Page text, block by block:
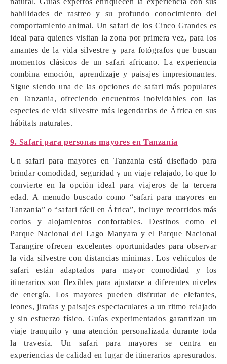
habilidades de rastreo y su profundo conocimiento del
comportamiento animal. Un safari de los Cinco Grandes es
ideal para quienes visitan la zona por primera vez, para los
amantes de la vida silvestre y para fotógrafos que buscan
momentos clásicos de un safari africano. La experiencia
combina emoción, aprendizaje y paisajes impresionantes.
Sigue siendo una de las opciones de safari más populares
en Tanzania, ofreciendo encuentros inolvidables con las
especies de vida silvestre más legendarias de África en sus
hábitats naturales.
9. Safari para personas mayores en Tanzania
Un safari para mayores en Tanzania está diseñado para
brindar comodidad, seguridad y un viaje relajado, lo que lo
convierte en la opción ideal para viajeros de la tercera
edad. A menudo buscado como “safari para mayores en
Tanzania” o “safari fácil en África”, incluye recorridos más
cortos y alojamientos confortables. Destinos como el
Parque Nacional del Lago Manyara y el Parque Nacional
Tarangire ofrecen excelentes oportunidades para observar
la vida silvestre con distancias mínimas. Los vehículos de
safari están adaptados para mayor comodidad y los
itinerarios son flexibles para ajustarse a diferentes niveles
de energía. Los mayores pueden disfrutar de elefantes,
leones, jirafas y paisajes espectaculares a un ritmo relajado
y sin esfuerzo físico. Guías experimentados garantizan un
viaje tranquilo y una atención personalizada durante toda
la travesía. Un safari para mayores se centra en
experiencias de calidad en lugar de itinerarios apresurados.